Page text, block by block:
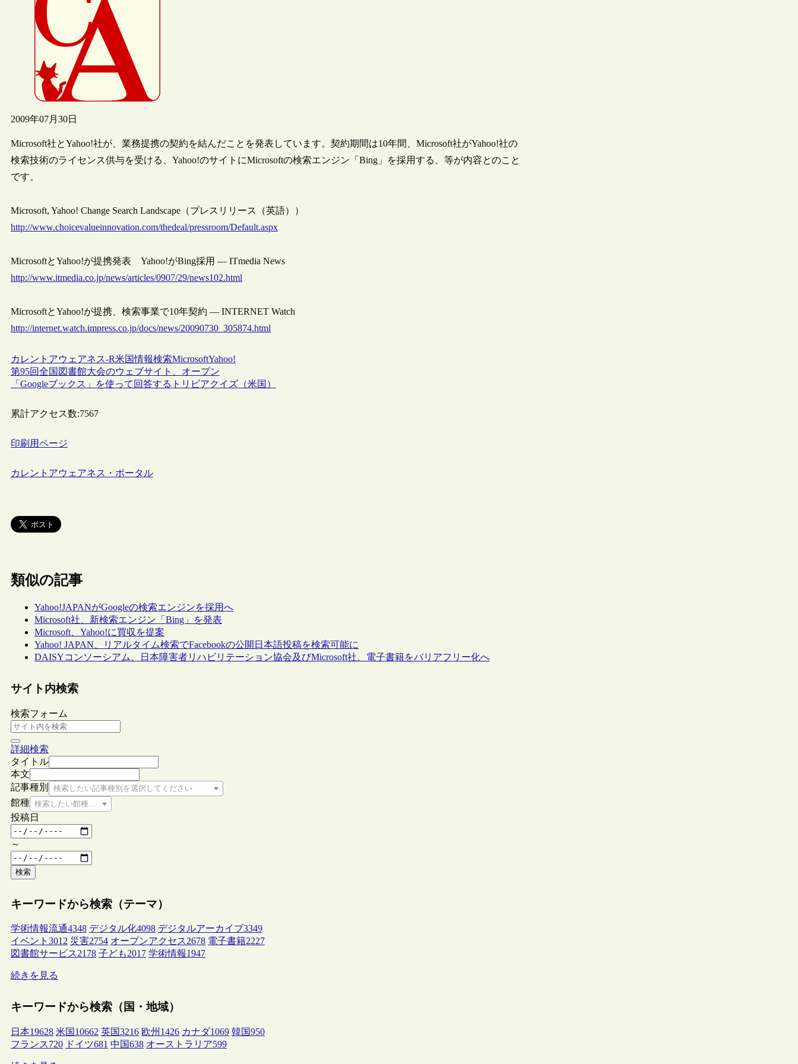
2009年07月30日
Microsoft社とYahoo!社が、業務提携の契約を結んだことを発表しています。契約期間は10年間、Microsoft社がYahoo!社の
検索技術のライセンス供与を受ける、Yahoo!のサイトにMicrosoftの検索エンジン「Bing」を採用する、等が内容とのこと
です。
Microsoft, Yahoo! Change Search Landscape（プレスリリース（英語））
http://www.choicevalueinnovation.com/thedeal/pressroom/Default.aspx
MicrosoftとYahoo!が提携発表 Yahoo!がBing採用 — ITmedia News
http://www.itmedia.co.jp/news/articles/0907/29/news102.html
MicrosoftとYahoo!が提携、検索事業で10年契約 — INTERNET Watch
http://internet.watch.impress.co.jp/docs/news/20090730_305874.html
カレントアウェアネス-R米国情報検索MicrosoftYahoo!
第95回全国図書館大会のウェブサイト、オープン
「Googleブックス」を使って回答するトリビアクイズ（米国）
累計アクセス数:7567
印刷用ページ
カレントアウェアネス・ポータル
類似の記事
Yahoo!JAPANがGoogleの検索エンジンを採用へ
Microsoft社、新検索エンジン「Bing」を発表
Microsoft、Yahoo!に買収を提案
Yahoo! JAPAN、リアルタイム検索でFacebookの公開日本語投稿を検索可能に
DAISYコンソーシアム、日本障害者リハビリテーション協会及びMicrosoft社、電子書籍をバリアフリー化へ
サイト内検索
検索フォーム
詳細検索
タイトル
本文
記事種別
検索したい記事種別を選択してください
館種 検索したい館種を選択してください
投稿日
～
検索
キーワードから検索（テーマ）
学術情報流通4348 デジタル化4098 デジタルアーカイブ3349
イベント 3012 災害2754 オープンアクセス2678 電子書籍2227
図書館サービス2178 子ども2017 学術情報1947
続きを見る
キーワードから検索（国・地域）
日本19628 米国 10662 英国3216 欧州 1426 カナダ1069 韓国950
フランス720 ドイツ681 中国638 オーストラリア599